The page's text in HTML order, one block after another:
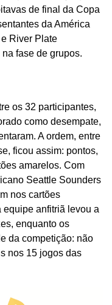
de final da Copa
da América
River Plate
fase de grupos.
os 32 participantes,
como desempate,
A ordem, entre
ficou assim: pontos,
amarelos. Com
Seattle Sounders
nos cartões
anfitriã levou a
enquanto os
da competição: não
nos 15 jogos das